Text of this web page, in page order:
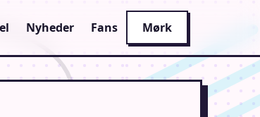
Nyheder Fans Mørk